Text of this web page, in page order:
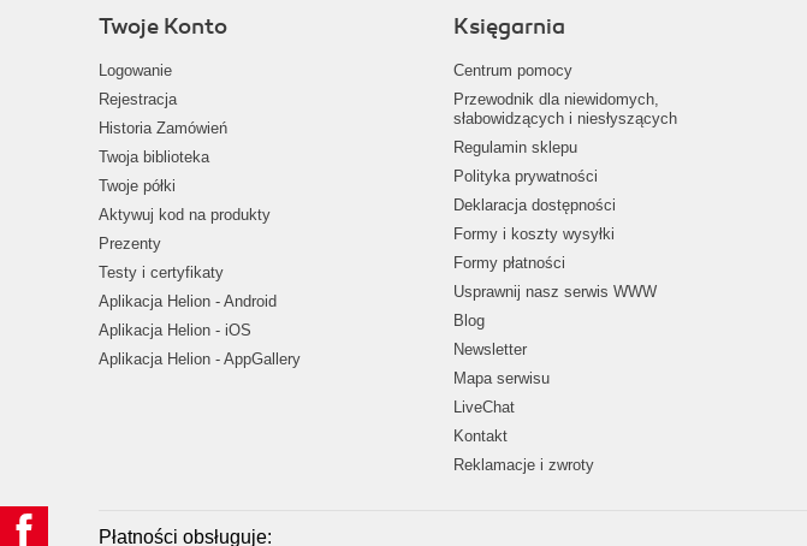
Twoje Konto
Logowanie
Rejestracja
Historia Zamówień
Twoja biblioteka
Twoje półki
Aktywuj kod na produkty
Prezenty
Testy i certyfikaty
Aplikacja Helion - Android
Aplikacja Helion - iOS
Aplikacja Helion - AppGallery
Księgarnia
Centrum pomocy
Przewodnik dla niewidomych,
słabowidzących i niesłyszących
Regulamin sklepu
Polityka prywatności
Deklaracja dostępności
Formy i koszty wysyłki
Formy płatności
Usprawnij nasz serwis WWW
Blog
Newsletter
Mapa serwisu
LiveChat
Kontakt
Reklamacje i zwroty
Płatności obsługuje: